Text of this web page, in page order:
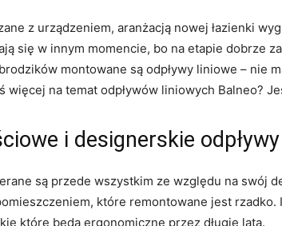
z urządzeniem, aranżacją nowej łazienki
się w innym momencie, bo na etapie dobrze
montowane są odpływy liniowe – nie
więcej na temat odpływów liniowych Balneo?
i designerskie
są przede wszystkim ze względu na swój
które remontowane jest
które będą ergonomiczne przez długie lata.